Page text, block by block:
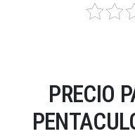
PRECIO